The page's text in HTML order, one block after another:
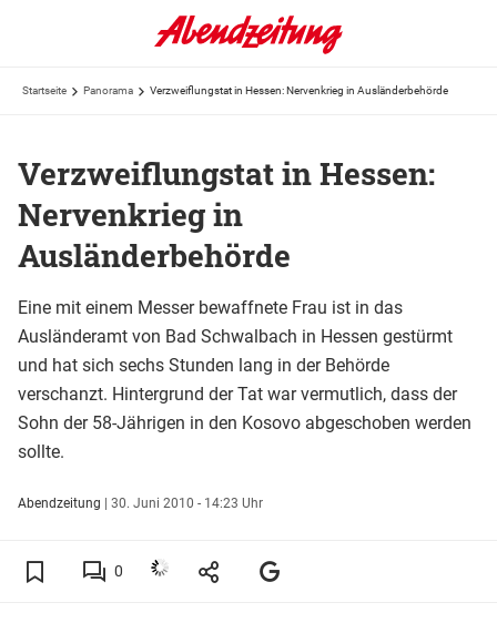
Startseite Panorama Verzweiflungstat in Hessen: Nervenkrieg in Ausländerbehörde
Verzweiflungstat in Hessen:
Nervenkrieg in
Ausländerbehörde
Eine mit einem Messer bewaffnete Frau ist in das
Ausländeramt von Bad Schwalbach in Hessen gestürmt
und hat sich sechs Stunden lang in der Behörde
verschanzt. Hintergrund der Tat war vermutlich, dass der
Sohn der 58-Jährigen in den Kosovo abgeschoben werden
sollte.
Abendzeitung | 30. Juni 2010 - 14:23 Uhr
0